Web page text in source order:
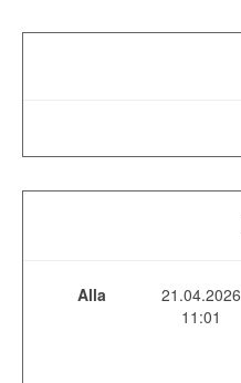
Alla
21.04.2026
11:01